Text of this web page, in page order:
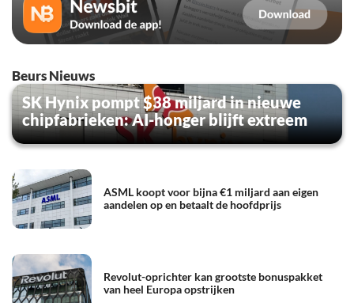
Beurs Nieuws
SK Hynix pompt $38 miljard in nieuwe
chipfabrieken: AI-honger blijft extreem
ASML koopt voor bijna €1 miljard aan eigen
aandelen op en betaalt de hoofdprijs
Revolut-oprichter kan grootste bonuspakket
van heel Europa opstrijken